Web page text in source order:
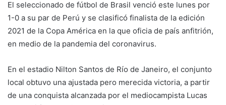
El seleccionado de fútbol de Brasil venció este lunes por
1-0 a su par de Perú y se clasificó finalista de la edición
2021 de la Copa América en la que oficia de país anfitrión,
en medio de la pandemia del coronavirus.
En el estadio Nilton Santos de Río de Janeiro, el conjunto
local obtuvo una ajustada pero merecida victoria, a partir
de una conquista alcanzada por el mediocampista Lucas